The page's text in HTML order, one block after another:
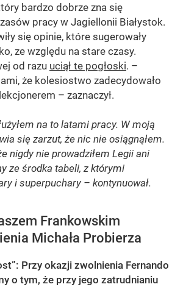
bardzo dobrze zna się
pracy w Jagiellonii Białystok.
się opinie, które sugerowały
ze względu na stare czasy.
od razu uciął te pogłoski. –
że kolesiostwo zadecydowało
– zaznaczył.
na to latami pracy. W moją
się zarzut, że nic nie osiągnąłem.
nigdy nie prowadziłem Legii ani
ze środka tabeli, z którymi
i superpuchary – kontynuował.
Frankowskim
Michała Probierza
Przy okazji zwolnienia Fernando
o tym, że przy jego zatrudnianiu